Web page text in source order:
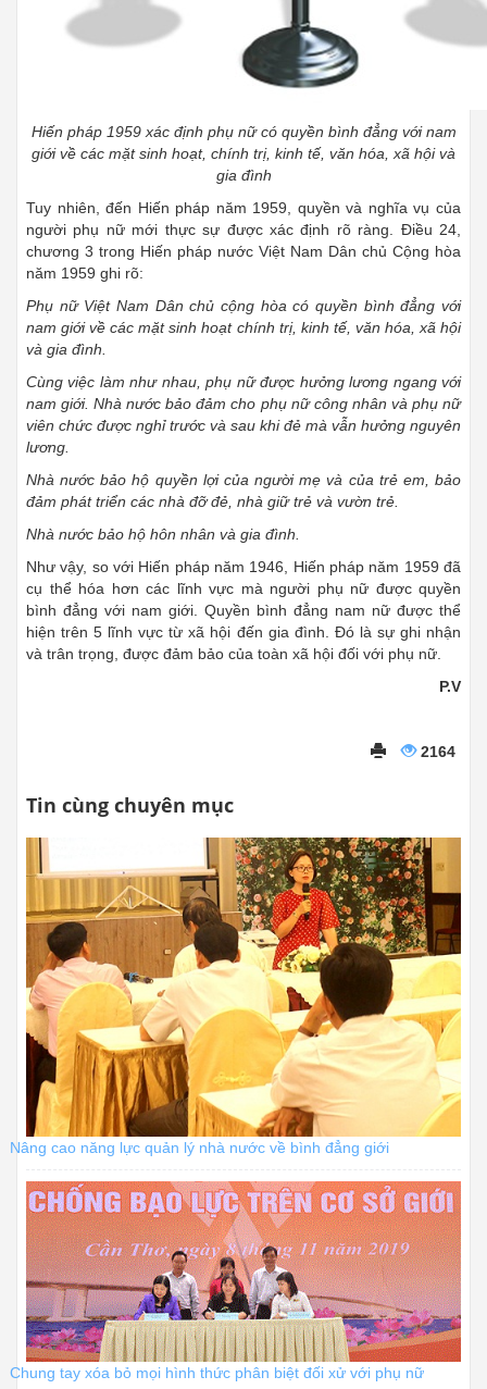
Hiến pháp 1959 xác định phụ nữ có quyền bình đẳng với nam
giới về các mặt sinh hoạt, chính trị, kinh tế, văn hóa, xã hội và
gia đình
Tuy nhiên, đến Hiến pháp năm 1959, quyền và nghĩa vụ của
người phụ nữ mới thực sự được xác định rõ ràng. Điều 24,
chương 3 trong Hiến pháp nước Việt Nam Dân chủ Cộng hòa
năm 1959 ghi rõ:
Phụ nữ Việt Nam Dân chủ cộng hòa có quyền bình đẳng với
nam giới về các mặt sinh hoạt chính trị, kinh tế, văn hóa, xã hội
và gia đình.
Cùng việc làm như nhau, phụ nữ được hưởng lương ngang với
nam giới. Nhà nước bảo đảm cho phụ nữ công nhân và phụ nữ
viên chức được nghỉ trước và sau khi đẻ mà vẫn hưởng nguyên
lương.
Nhà nước bảo hộ quyền lợi của người mẹ và của trẻ em, bảo
đảm phát triển các nhà đỡ đẻ, nhà giữ trẻ và vườn trẻ.
Nhà nước bảo hộ hôn nhân và gia đình.
Như vậy, so với Hiến pháp năm 1946, Hiến pháp năm 1959 đã
cụ thể hóa hơn các lĩnh vực mà người phụ nữ được quyền
bình đẳng với nam giới. Quyền bình đẳng nam nữ được thể
hiện trên 5 lĩnh vực từ xã hội đến gia đình. Đó là sự ghi nhận
và trân trọng, được đảm bảo của toàn xã hội đối với phụ nữ.
P.V
2164
Tin cùng chuyên mục
Nâng cao năng lực quản lý nhà nước về bình đẳng giới
Chung tay xóa bỏ mọi hình thức phân biệt đối xử với phụ nữ